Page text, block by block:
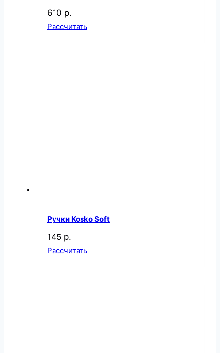
610 р.
Рассчитать
Ручки Kosko Soft
145 р.
Рассчитать